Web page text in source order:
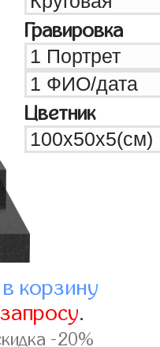
Гравировка
Цветник
корзину
.
-20%